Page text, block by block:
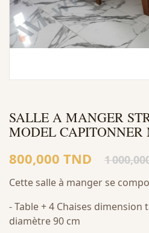
SALLE A MANGER
MODEL CAPITONNER
800,000 TND 1
Cette salle à manger se
- Table + 4 Chaises dimension
diamètre 90 cm